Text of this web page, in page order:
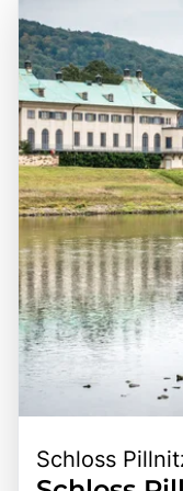
Gelegenheit, die
Aktivitäten
Geschichte der
zu einem idealen
umliegenden
Stadt Pirna und der
Kombination aus
macht die
Erlebnis für alle, die
einzigartigen
Schloss